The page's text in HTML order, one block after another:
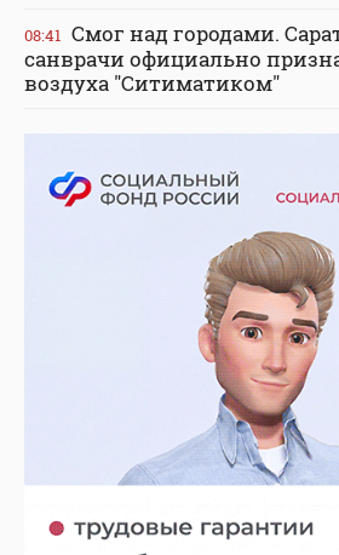
08:41 Смог над городами.
санврачи официально
воздуха "Ситиматиком"